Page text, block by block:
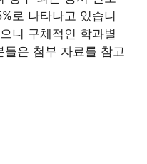
로 나타나고 있습니
니 구체적인 학과별
은 첨부 자료를 참고